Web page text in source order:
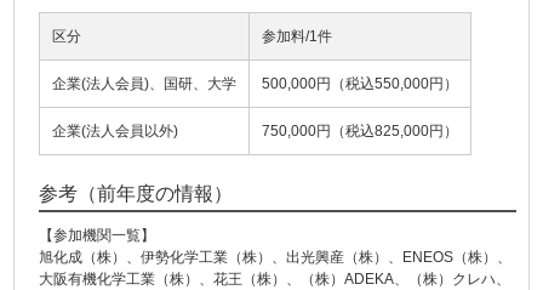
区分 参加料/1件
企業(法人会員)、国研、大学 500,000円（税込550,000円）
企業(法人会員以外) 750,000円（税込825,000円）
参考（前年度の情報）
【参加機関一覧】
旭化成（株）、伊勢化学工業（株）、出光興産（株）、ENEOS（株）、
大阪有機化学工業（株）、花王（株）、（株）ADEKA、（株）クレハ、